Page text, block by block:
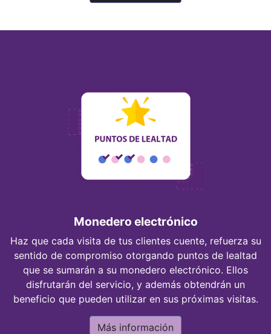
Monedero electrónico
Haz que cada visita de tus clientes cuente, refuerza su
sentido de compromiso otorgando puntos de lealtad
que se sumarán a su monedero electrónico. Ellos
disfrutarán del servicio, y además obtendrán un
beneficio que pueden utilizar en sus próximas visitas.
Más información